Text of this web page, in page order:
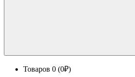
Товаров 0 (0₽)